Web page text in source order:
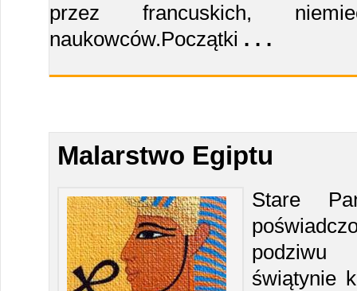
przez francuskich,
naukowców.Początki . . .
Malarstwo Egiptu
Stare
podziwu
świątynie